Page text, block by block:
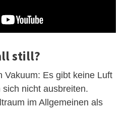
still?
Vakuum: Es gibt keine Luft
nicht ausbreiten.
im Allgemeinen als